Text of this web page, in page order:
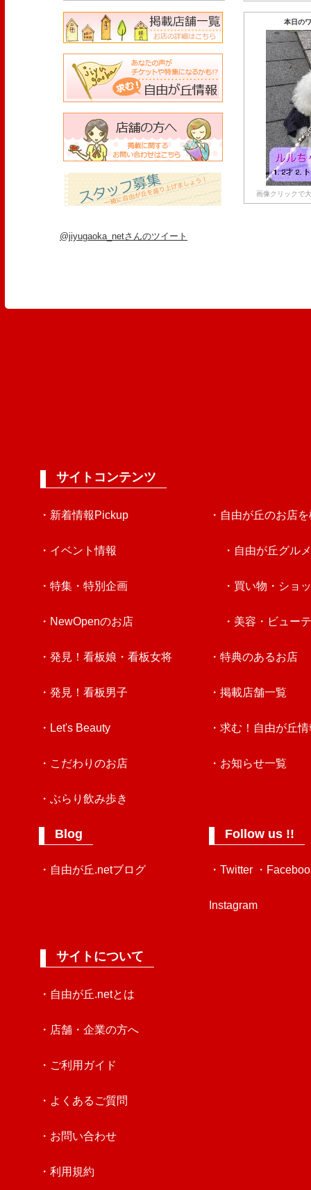
本日の
画像クリックで
@jiyugaoka_netさんのツイート
サイトコンテンツ
・新着情報Pickup
・イベント情報
・特集・特別企画
・NewOpenのお店
・発見！看板娘・看板女将
・発見！看板男子
・Let's Beauty
・こだわりのお店
・ぶらり飲み歩き
Blog
・自由が丘.netブログ
・自由が丘のお店
・自由が丘グルメ
・買い物・ショ
・美容・ビュー
・特典のあるお店
・掲載店舗一覧
・求む！自由が丘
・お知らせ一覧
Follow us !!
・Twitter ・
Instagram
サイトについて
・自由が丘.netとは
・店舗・企業の方へ
・ご利用ガイド
・よくあるご質問
・お問い合わせ
・利用規約